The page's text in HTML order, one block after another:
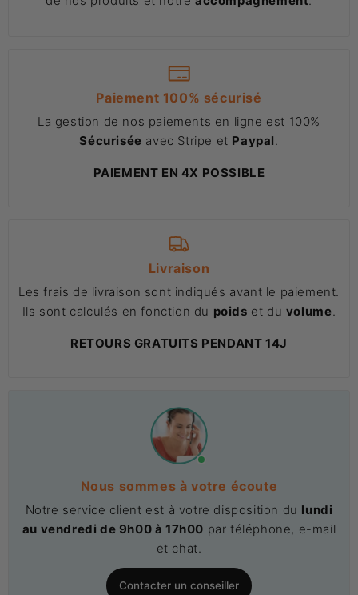
Paiement 100% sécurisé
La gestion de nos paiements en ligne est 100%
Sécurisée avec Stripe et Paypal.
PAIEMENT EN 4X POSSIBLE
Livraison
Les frais de livraison sont indiqués avant le paiement.
Ils sont calculés en fonction du poids et du volume.
RETOURS GRATUITS PENDANT 14J
Nous sommes à votre écoute
Notre service client est à votre disposition du lundi
au vendredi de 9h00 à 17h00 par téléphone, e-mail
et chat.
Contacter un conseiller